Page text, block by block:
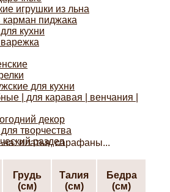
игрушки из льна
карман пиджака
кухни
для кухни
| для каравая | венчания |
декор
творчества
раздел
платья, сарафаны...
Грудь
(см)
Талия
(см)
Бедра
(см)